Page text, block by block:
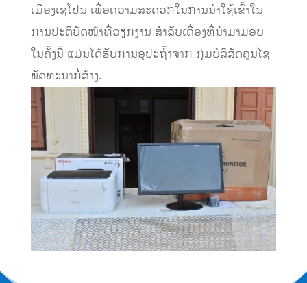
ເມືອງເຊໂປນ ເພື່ອຄວາມສະດວກໃນການນໍາໃຊ້ເຂົ້າໃນ
ການປະຕິບັດໜ້າທີ່ວຽກງານ ສຳລັບເຄື່ອງທີ່ນຳມາມອບ
ໃນຄັ້ງນີ້ ແມ່ນໄດ້ຮັບການອຸປະຖ້ຳຈາກ ກຸ່ມບໍລິສັດຄູນໄຊ
ພັດທະນາກໍ່ສ້າງ.